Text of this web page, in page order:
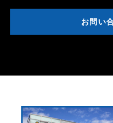
お問い